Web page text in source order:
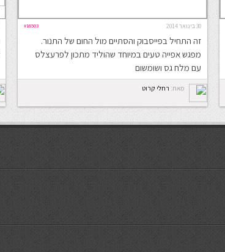
30 בינואר 2014 #16503
זה התחיל בפייסבוק והסתיים מול החום של התנור.
מפגש אפייה טעים במיוחד שהוליד מתכון לפרעצלס
עם מלח גס ושומשום
מאת: רחלי קרוט